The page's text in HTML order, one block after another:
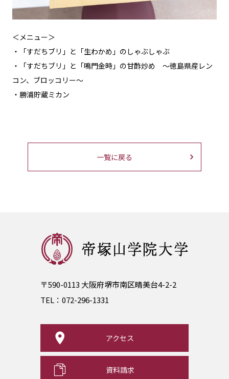
＜メニュー＞
・「すだちブリ」と「生わかめ」のしゃぶしゃぶ
・「すだちブリ」と「鳴門金時」の甘酢炒め ～徳島県産レン
コン、ブロッコリー～
・勝浦貯蔵ミカン
一覧に戻る
〒590-0113 大阪府堺市南区晴美台4-2-2
TEL： 072-296-1331
アクセス
資料請求